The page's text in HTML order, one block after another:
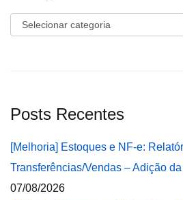
Categorias
Posts Recentes
[Melhoria] Estoques e NF-e:
Transferências/Vendas – Adição
07/08/2026